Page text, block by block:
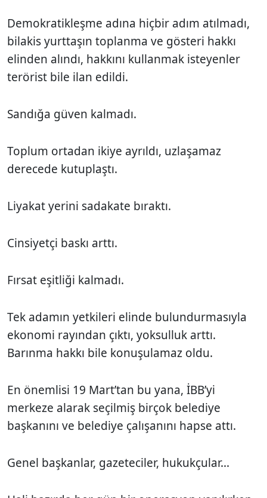
Demokratikleşme adına hiçbir adım atılmadı,
bilakis yurttaşın toplanma ve gösteri hakkı
elinden alındı, hakkını kullanmak isteyenler
terörist bile ilan edildi.
Sandığa güven kalmadı.
Toplum ortadan ikiye ayrıldı, uzlaşamaz
derecede kutuplaştı.
Liyakat yerini sadakate bıraktı.
Cinsiyetçi baskı arttı.
Fırsat eşitliği kalmadı.
Tek adamın yetkileri elinde bulundurmasıyla
ekonomi rayından çıktı, yoksulluk arttı.
Barınma hakkı bile konuşulamaz oldu.
En önemlisi 19 Mart’tan bu yana, İBB’yi
merkeze alarak seçilmiş birçok belediye
başkanını ve belediye çalışanını hapse attı.
Genel başkanlar, gazeteciler, hukukçular...